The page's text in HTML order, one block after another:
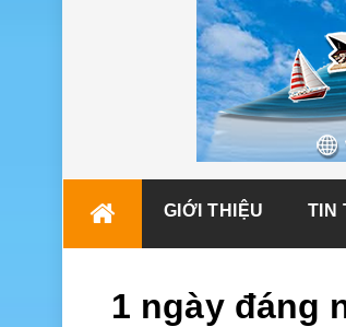
GIỚI THIỆU TIN
1 ngày đáng